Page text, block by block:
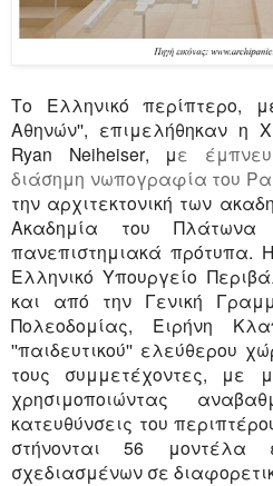
Το Ελληνικό περίπτερο,
Αθηνών'', επιμελήθηκαν η
Ryan
Neiheiser, με
διάσημη νωπογραφία του
την αρχιτεκτονική των
Ακαδημία του
πανεπιστημιακά πρότυπα.
Ελληνικό Υπουργείο
και από την Γενική
Πολεοδομίας, Ειρήνη
''παιδευτικού'' ελεύθερου
τους συμμετέχοντες, με
χρησιμοποιώντας
κατευθύνσεις του
στήνονται 56 μοντέλα
σχεδιασμένων σε